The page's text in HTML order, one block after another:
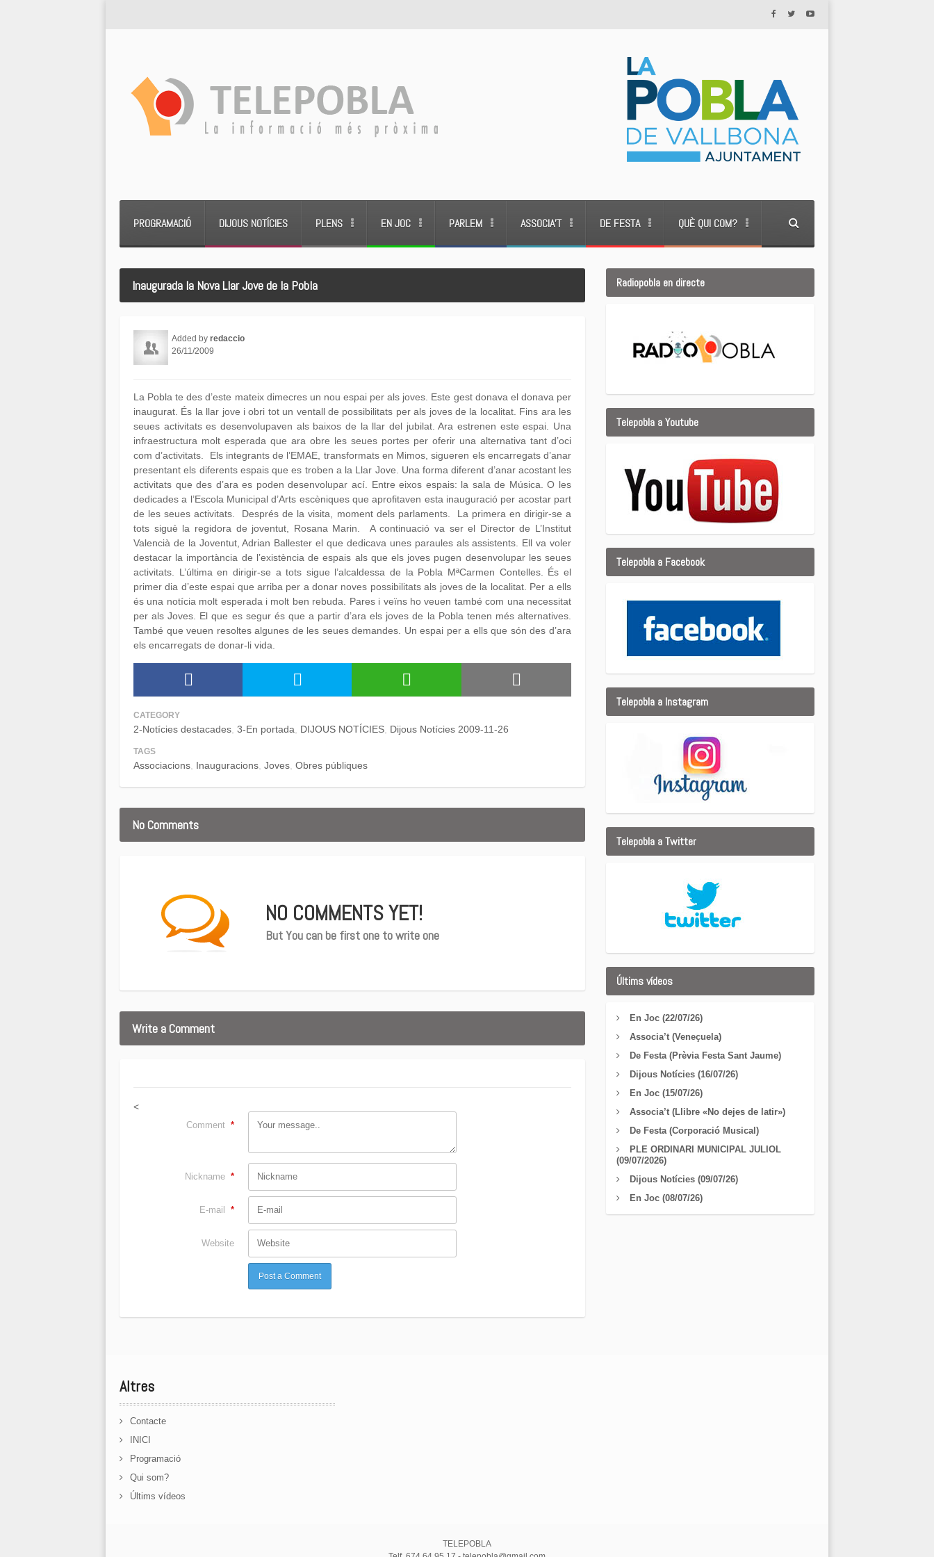
PROGRAMACIÓ DIJOUS NOTÍCIES PLENS EN JOC PARLEM ASSOCIA’T DE FESTA QUÈ QUI COM?
Inaugurada la Nova Llar Jove de la Pobla
Added by redaccio
26/11/2009
La Pobla te des d’este mateix dimecres un nou espai per als joves. Este gest donava el donava per
inaugurat. És la llar jove i obri tot un ventall de possibilitats per als joves de la localitat. Fins ara les
seues activitats es desenvolupaven als baixos de la llar del jubilat. Ara estrenen este espai. Una
infraestructura molt esperada que ara obre les seues portes per oferir una alternativa tant d’oci
com d’activitats. Els integrants de l’EMAE, transformats en Mimos, sigueren els encarregats d’anar
presentant els diferents espais que es troben a la Llar Jove. Una forma diferent d’anar acostant les
activitats que des d’ara es poden desenvolupar ací. Entre eixos espais: la sala de Música. O les
dedicades a l’Escola Municipal d’Arts escèniques que aprofitaven esta inauguració per acostar part
de les seues activitats. Després de la visita, moment dels parlaments. La primera en dirigir-se a
tots siguè la regidora de joventut, Rosana Marin. A continuació va ser el Director de L’Institut
Valencià de la Joventut, Adrian Ballester el que dedicava unes paraules als assistents. Ell va voler
destacar la importància de l’existència de espais als que els joves pugen desenvolupar les seues
activitats. L’última en dirigir-se a tots sigue l’alcaldessa de la Pobla MªCarmen Contelles. És el
primer dia d’este espai que arriba per a donar noves possibilitats als joves de la localitat. Per a ells
és una notícia molt esperada i molt ben rebuda. Pares i veïns ho veuen també com una necessitat
per als Joves. El que es segur és que a partir d’ara els joves de la Pobla tenen més alternatives.
També que veuen resoltes algunes de les seues demandes. Un espai per a ells que són des d’ara
els encarregats de donar-li vida.
CATEGORY
2-Notícies destacades 3-En portada DIJOUS NOTÍCIES Dijous Notícies 2009-11-26
TAGS
Associacions Inauguracions Joves Obres públiques
No Comments
NO COMMENTS YET!
But You can be first one to write one
Write a Comment
<
Comment *
Nickname *
E-mail *
Website
Radiopobla en directe
Telepobla a Youtube
Telepobla a Facebook
Telepobla a Instagram
Telepobla a Twitter
Últims vídeos
En Joc (22/07/26)
Associa’t (Veneçuela)
De Festa (Prèvia Festa Sant Jaume)
Dijous Notícies (16/07/26)
En Joc (15/07/26)
Associa’t (Llibre «No dejes de latir»)
De Festa (Corporació Musical)
PLE ORDINARI MUNICIPAL JULIOL
(09/07/2026)
Dijous Notícies (09/07/26)
En Joc (08/07/26)
Altres
Contacte
INICI
Programació
Qui som?
Últims vídeos
TELEPOBLA